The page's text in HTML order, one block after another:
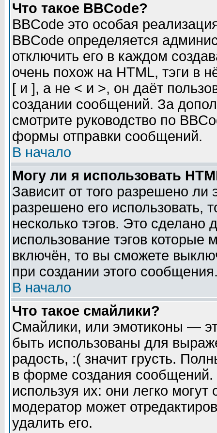
Что такое BBCode?
BBCode это особая
BBCode определяется
отключить его в каждом
очень похож на HTML, тэги в
[ и ], а не < и >, он даёт
создании сообщений. За
смотрите руководство по
формы отправки сообщений.
В начало
Могу ли я использовать
Зависит от того разрешено
разрешено его использовать,
несколько тэгов. Это сделано
использование тэгов
включён, то вы сможете
при создании этого
В начало
Что такое смайлики?
Смайлики, или эмотиконы —
быть использованы для
радость, :( значит грусть.
в форме создания сообщений.
используя их: они легко
модератор может
удалить его.